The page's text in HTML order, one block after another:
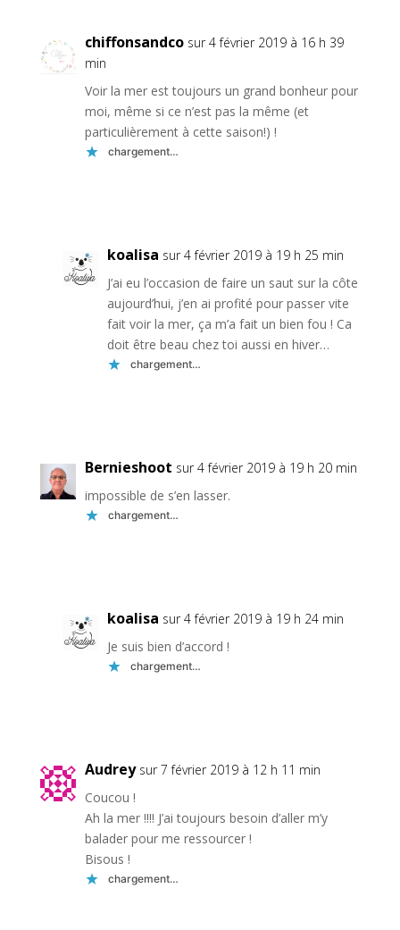
chiffonsandco sur 4 février 2019 à 16 h 39
min
Voir la mer est toujours un grand bonheur pour
moi, même si ce n’est pas la même (et
particulièrement à cette saison!) !
chargement…
koalisa sur 4 février 2019 à 19 h 25 min
J’ai eu l’occasion de faire un saut sur la côte
aujourd’hui, j’en ai profité pour passer vite
fait voir la mer, ça m’a fait un bien fou ! Ca
doit être beau chez toi aussi en hiver…
chargement…
Bernieshoot sur 4 février 2019 à 19 h 20 min
impossible de s’en lasser.
chargement…
koalisa sur 4 février 2019 à 19 h 24 min
Je suis bien d’accord !
chargement…
Audrey sur 7 février 2019 à 12 h 11 min
Coucou !
Ah la mer !!!! J’ai toujours besoin d’aller m’y
balader pour me ressourcer !
Bisous !
chargement…